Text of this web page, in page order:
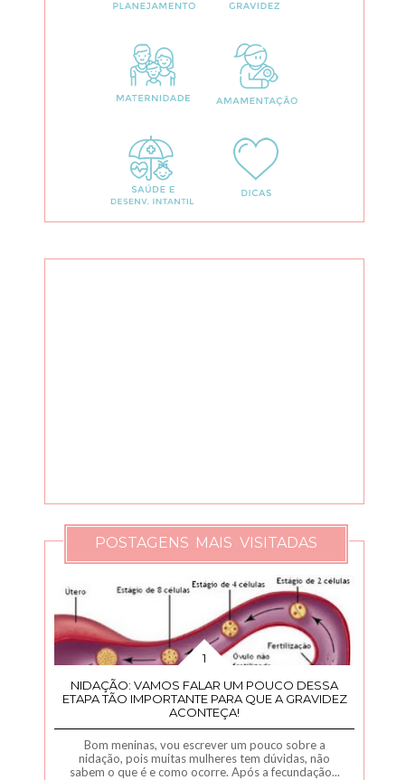
POSTAGENS MAIS VISITADAS
NIDAÇÃO: VAMOS FALAR UM POUCO DESSA
ETAPA TÃO IMPORTANTE PARA QUE A GRAVIDEZ
ACONTEÇA!
Bom meninas, vou escrever um pouco sobre a
nidação, pois muitas mulheres tem dúvidas, não
sabem o que é e como ocorre. Após a fecundação...